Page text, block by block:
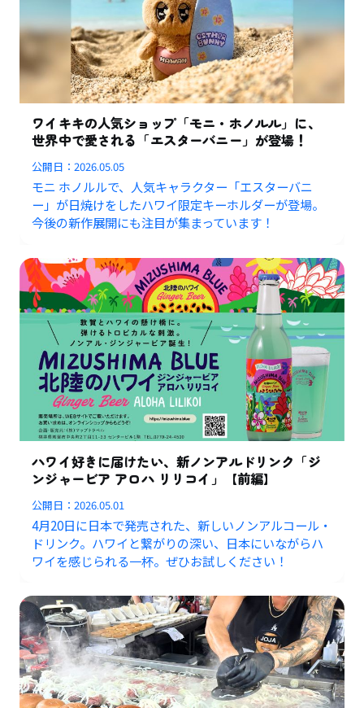
ワイキキの人気ショップ「モニ・ホノルル」に、
世界中で愛される「エスターバニー」が登場！
公開日：2026.05.05
モニ ホノルルで、人気キャラクター「エスターバニ
ー」が日焼けをしたハワイ限定キーホルダーが登場。
今後の新作展開にも注目が集まっています！
ハワイ好きに届けたい、新ノンアルドリンク「ジ
ンジャービア アロハ リリコイ」【前編】
公開日：2026.05.01
4月20日に日本で発売された、新しいノンアルコール・
ドリンク。ハワイと繋がりの深い、日本にいながらハ
ワイを感じられる一杯。ぜひお試しください！